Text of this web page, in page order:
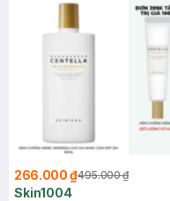
266.000 ₫495.000 ₫
Skin1004